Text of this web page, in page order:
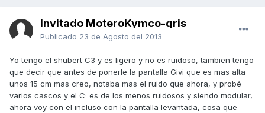
Invitado MoteroKymco-gris
Publicado 23 de Agosto del 2013
Yo tengo el shubert C3 y es ligero y no es ruidoso, tambien tengo
que decir que antes de ponerle la pantalla Givi que es mas alta
unos 15 cm mas creo, notaba mas el ruido que ahora, y probé
varios cascos y el C· es de los menos ruidosos y siendo modular,
ahora voy con el incluso con la pantalla levantada, cosa que